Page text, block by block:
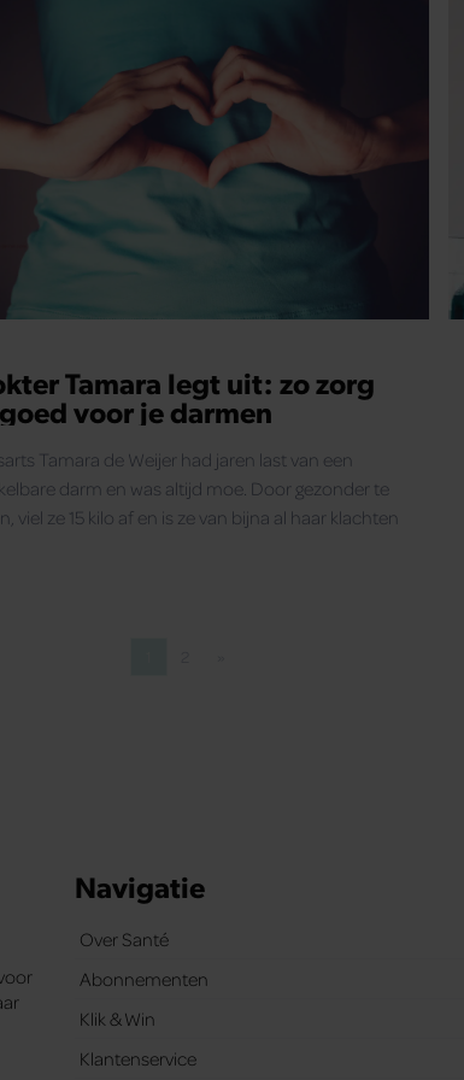
Tamara legt uit: zo zorg
voor je darmen
Tamara de Weijer had jaren last van een
darm en was altijd moe. Door gezonder te
viel ze 15 kilo af en is ze van bijna al haar klachten
Navigatie
Over Santé
Abonnementen
Klik & Win
Klantenservice